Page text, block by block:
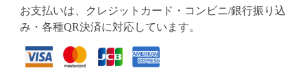
お支払いは、クレジットカード・コンビニ/銀行振り込
み・各種QR決済に対応しています。